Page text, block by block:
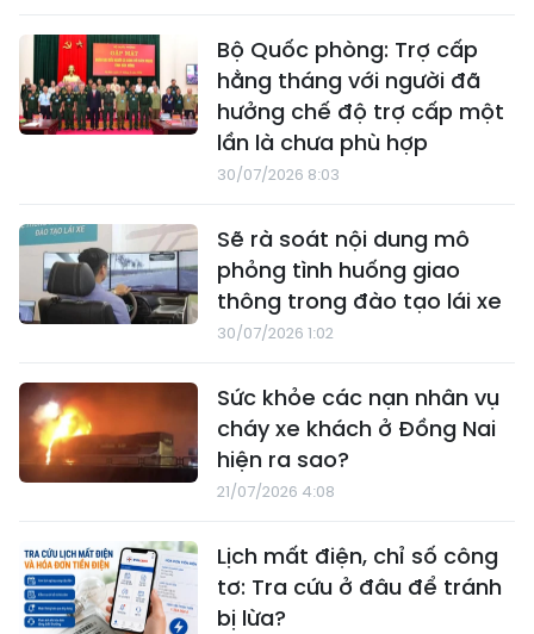
Bộ Quốc phòng: Trợ cấp
hằng tháng với người đã
hưởng chế độ trợ cấp một
lần là chưa phù hợp
30/07/2026 8:03
Sẽ rà soát nội dung mô
phỏng tình huống giao
thông trong đào tạo lái xe
30/07/2026 1:02
Sức khỏe các nạn nhân vụ
cháy xe khách ở Đồng Nai
hiện ra sao?
21/07/2026 4:08
Lịch mất điện, chỉ số công
tơ: Tra cứu ở đâu để tránh
bị lừa?